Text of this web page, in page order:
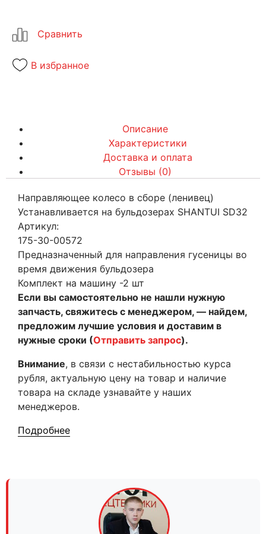
В избранное
Описание
Характеристики
Доставка и оплата
Отзывы (0)
Направляющее колесо в сборе (ленивец)
Устанавливается на бульдозерах SHANTUI SD32
Артикул:
175-30-00572
Предназначенный для направления гусеницы во
время движения бульдозера
Комплект на машину -2 шт
Если вы самостоятельно не нашли нужную
запчасть, свяжитесь с менеджером, — найдем,
предложим лучшие условия и доставим в
нужные сроки (Отправить запрос).
Внимание, в связи с нестабильностью курса
рубля, актуальную цену на товар и наличие
товара на складе узнавайте у наших
менеджеров.
Подробнее